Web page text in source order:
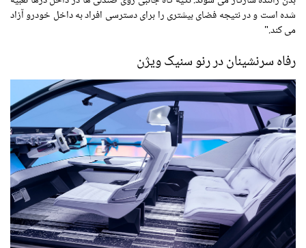
شده است و در نتیجه فضای بیشتری را برای دسترسی افراد به داخل خودرو آزاد
می کند."
رفاه سرنشینان در رنو سنیک ویژن